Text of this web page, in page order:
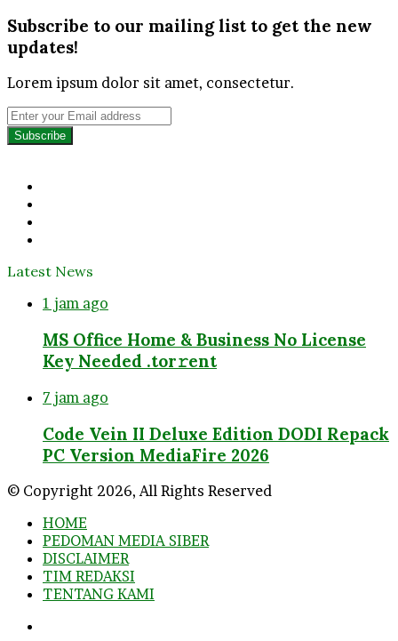
Subscribe to our mailing list to get the new
updates!
Lorem ipsum dolor sit amet, consectetur.
Enter
your
Email
Latest News
1 jam ago
MS Office Home & Business No License
Key Needed .tоr𝚛еnt
7 jam ago
Code Vein II Deluxe Edition DODI Repack
PC Version MediaFire 2026
© Copyright 2026, All Rights Reserved
HOME
PEDOMAN MEDIA SIBER
DISCLAIMER
TIM REDAKSI
TENTANG KAMI